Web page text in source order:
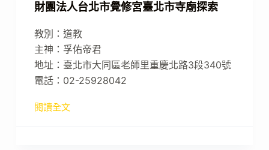
財團法人台北市覺修宮臺北市寺廟探索
教別：道教
主神：孚佑帝君
地址：臺北市大同區老師里重慶北路3段340號
電話：02-25928042
閱讀全文